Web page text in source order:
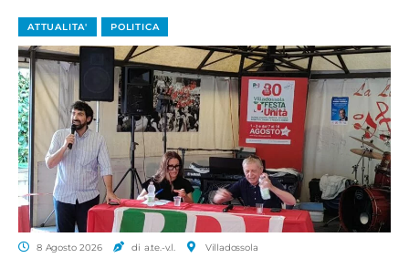
ATTUALITA' POLITICA
8 Agosto 2026 di a.te.-v.l. Villadossola